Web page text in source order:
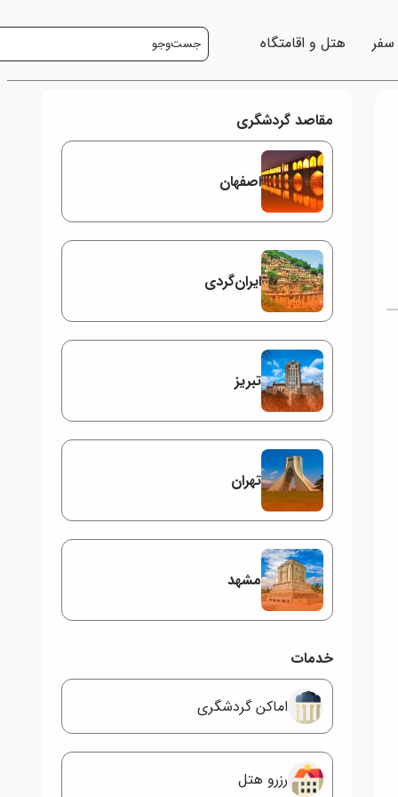
سفر هتل و اقامتگاه
مقاصد گردشگری
اصفهان
ایران‌گردی
تبریز
تهران
مشهد
خدمات
اماکن گردشگری
رزرو هتل